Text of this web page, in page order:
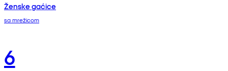
Ženske gaćice
sa mrežicom
6